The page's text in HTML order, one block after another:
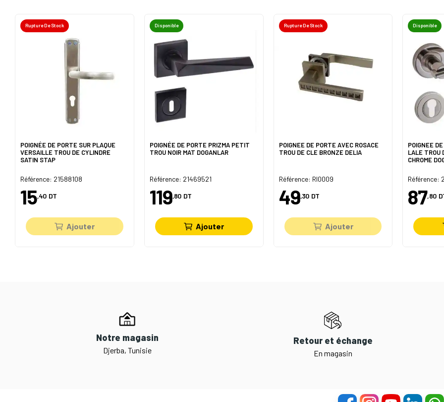
Rupture De Stock
POIGNÉE DE PORTE SUR PLAQUE
VERSAILLE TROU DE CYLINDRE
SATIN STAP
Référence: 21588108
15,40 DT
Ajouter
Disponible
POIGNÉE DE PORTE PRIZMA PETIT
TROU NOIR MAT DOGANLAR
Référence: 21469521
119,80 DT
Ajouter
Rupture De Stock
POIGNEE DE PORTE AVEC ROSACE
TROU DE CLE BRONZE DELIA
Référence: RI0009
49,30 DT
Ajouter
Disponible
POIGNEE
LALE TROU
CHROME
Référence:
87,80
Notre magasin
Djerba, Tunisie
Retour et échange
En magasin